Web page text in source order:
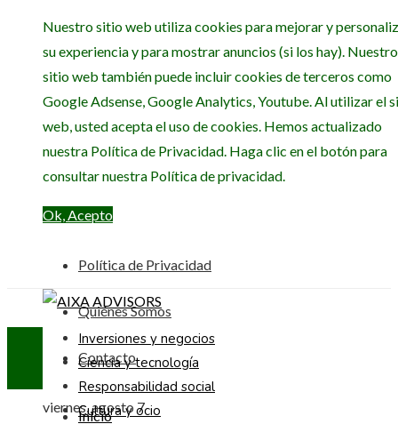
Nuestro sitio web utiliza cookies para mejorar y
su experiencia y para mostrar anuncios (si los hay). Nuestro
sitio web también puede incluir cookies de terceros como
Google Adsense, Google Analytics, Youtube. Al utilizar el
web, usted acepta el uso de cookies. Hemos actualizado
nuestra Política de Privacidad. Haga clic en el botón para
consultar nuestra Política de privacidad.
Ok, Acepto
Política de Privacidad
Quiénes Somos
Contacto
viernes, agosto 7
Inversiones y negocios
Ciencia y tecnología
Responsabilidad social
Cultura y ocio
Inicio